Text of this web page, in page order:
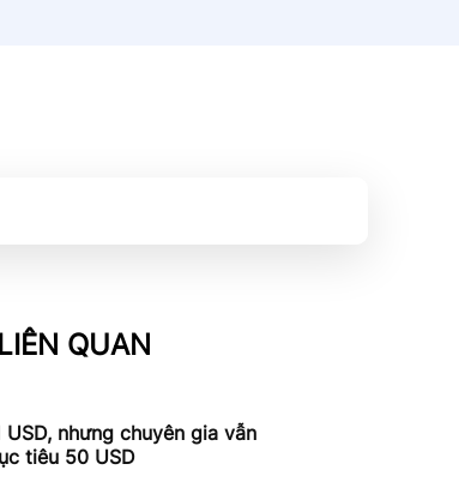
QUAN
USD, nhưng chuyên gia vẫn
tiêu 50 USD